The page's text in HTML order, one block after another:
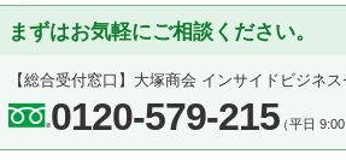
まずはお気軽にご相談ください。
【総合受付窓口】 大塚商会 インサイドビジネス
0120-579-215（平日 9:00